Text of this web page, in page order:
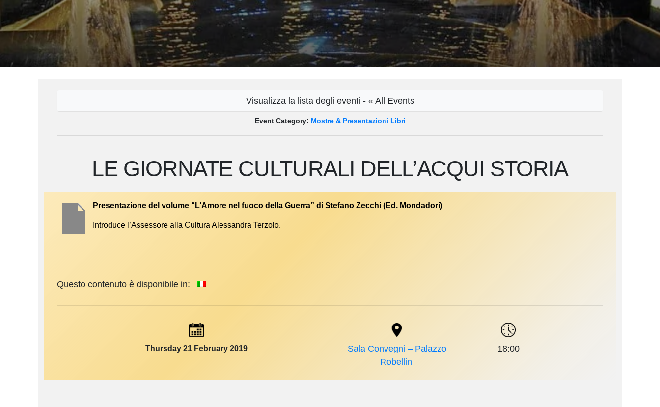
Visualizza la lista degli eventi - « All Events
Event Category: Mostre & Presentazioni Libri
LE GIORNATE CULTURALI DELL’ACQUI STORIA
Presentazione del volume “L’Amore nel fuoco della Guerra” di Stefano Zecchi (Ed. Mondadori)
Introduce l’Assessore alla Cultura Alessandra Terzolo.
Questo contenuto è disponibile in:
Thursday 21 February 2019
Sala Convegni – Palazzo
Robellini
18:00